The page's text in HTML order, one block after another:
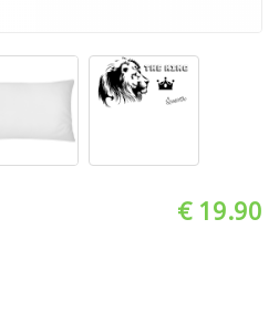
€ 19.90